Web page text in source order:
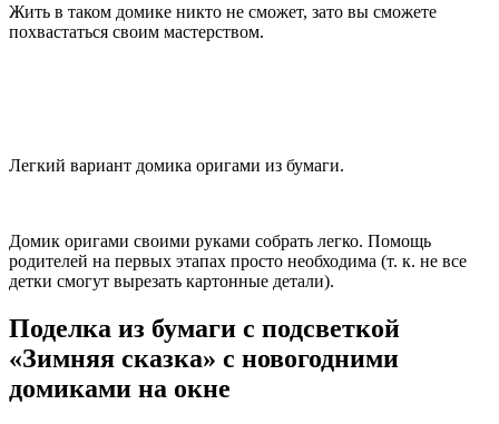
Жить в таком домике никто не сможет, зато вы сможете
похвастаться своим мастерством.
Легкий вариант домика оригами из бумаги.
Домик оригами своими руками собрать легко. Помощь
родителей на первых этапах просто необходима (т. к. не все
детки смогут вырезать картонные детали).
Поделка из бумаги с подсветкой
«Зимняя сказка» с новогодними
домиками на окне